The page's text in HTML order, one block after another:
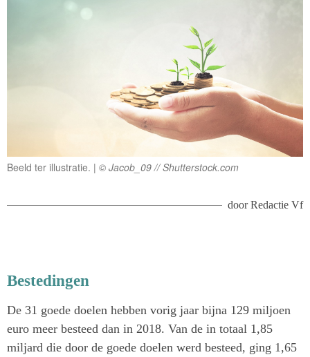
Beeld ter illustratie. © Jacob_09 // Shutterstock.com
doorRedactie Vf
Bestedingen
De 31 goede doelen hebben vorig jaar bijna 129 miljoen
euro meer besteed dan in 2018. Van de in totaal 1,85
miljard die door de goede doelen werd besteed, ging 1,65